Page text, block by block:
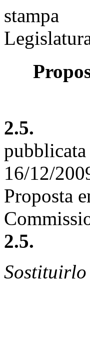
stampa
2.5.
16/12/
Proposta
2.5.
Sostituirlo